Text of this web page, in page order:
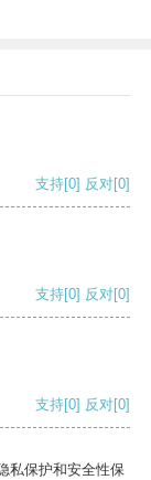
支持[0] 反对[0]
支持[0] 反对[0]
支持[0] 反对[0]
私保护和安全性保